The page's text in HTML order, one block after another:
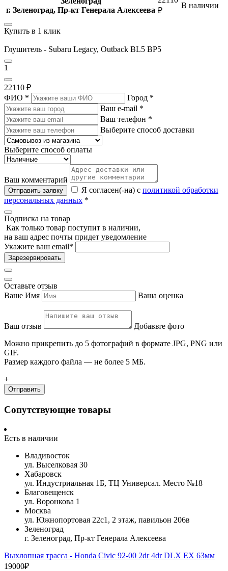
г. Зеленоград, Пр-кт Генерала Алексеева ₽
В наличии
Купить в 1 клик
Глушитель - Subaru Legacy, Outback BL5 BP5
1
22110 ₽
ФИО * Город *
Ваш e-mail *
Ваш телефон *
Выберите способ доставки
Выберите способ оплаты
Ваш комментарий
Отправить заявку Я согласен(-на) с политикой обработки
персональных данных *
Подписка на товар
Как только товар поступит в наличии,
на ваш адрес почты придет уведомление
Укажите ваш email*
Зарезервировать
Оставьте отзыв
Ваше Имя
Ваша оценка
Ваш отзыв
Добавьте фото
Можно прикрепить до 5 фотографий в формате JPG, PNG или
GIF.
Размер каждого файла — не более 5 МБ.
+
Отправить
Сопутствующие товары
Есть в наличии
Владивосток
ул. Выселковая 30
Хабаровск
ул. Индустриальная 1Б, ТЦ Универсал. Место №18
Благовещенск
ул. Воронкова 1
Москва
ул. Южнопортовая 22с1, 2 этаж, павильон 206в
Зеленоград
г. Зеленоград, Пр-кт Генерала Алексеева
Выхлопная трасса - Honda Civic 92-00 2dr 4dr DLX EX 63мм
19000₽